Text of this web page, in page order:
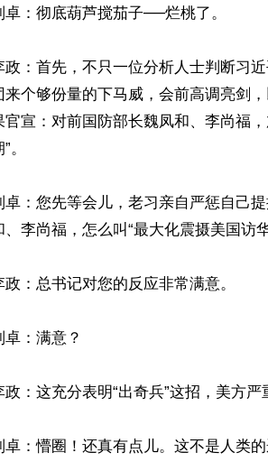
卓：彻底葫芦搅茄子──烂桃了。
政：首先，不只一位分析人士判断习
来个够份量的下马威，会前高调亮剑
官宣：对前国防部长魏凤和、李尚福，
。
卓：您先等会儿，老习亲自严惩自己
、李尚福，怎么叫“最大化震摄美国访
政：总书记对您的反应非常满意。
卓：满意？
政：这充分表明“出奇兵”这招，美方严
卓：懵圈！还真有点儿。这不是人类的